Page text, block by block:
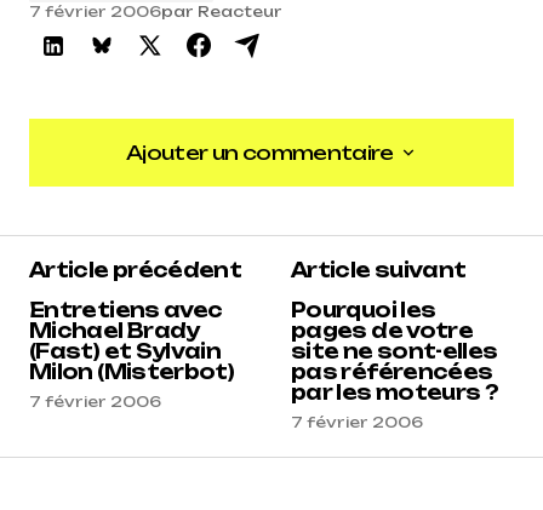
7 février 2006par Reacteur
Ajouter un commentaire
Ajouter un commentaire
Article précédent
Entretiens avec
Michael Brady
(Fast) et Sylvain
Milon (Misterbot)
7 février 2006
Article suivant
Pourquoi les
pages de votre
site ne sont-elles
pas référencées
par les moteurs ?
7 février 2006